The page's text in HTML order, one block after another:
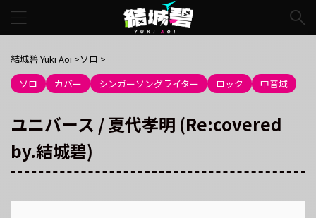
結城碧 Yuki Aoi >ソロ >
ソロ
カバー シンガーソングライター ロック 中音域
ユニバース / 夏代孝明 (Re:covered
by.結城碧)